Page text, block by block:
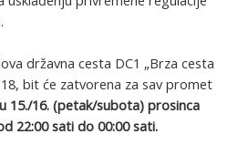
državna cesta DC1 „Brza cesta
bit će zatvorena za sav promet
15./16. (petak/subota) prosinca
22:00 sati do 00:00 sati.